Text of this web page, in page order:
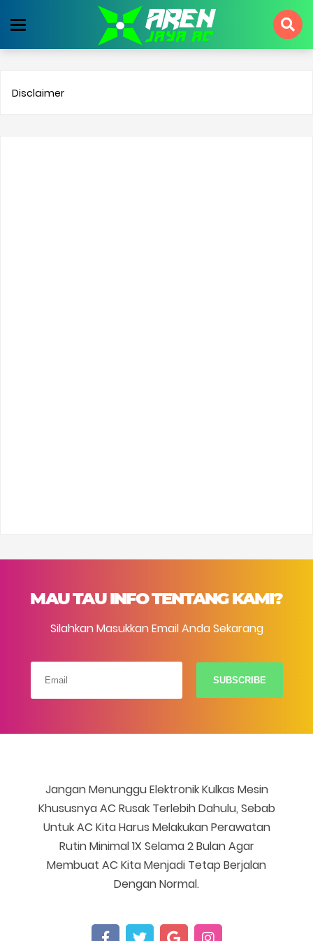
Disclaimer
MAU TAU INFO TENTANG KAMI?
Silahkan Masukkan Email Anda Sekarang
Jangan Menunggu Elektronik Kulkas Mesin
Khususnya AC Rusak Terlebih Dahulu, Sebab
Untuk AC Kita Harus Melakukan Perawatan
Rutin Minimal 1X Selama 2 Bulan Agar
Membuat AC Kita Menjadi Tetap Berjalan
Dengan Normal.